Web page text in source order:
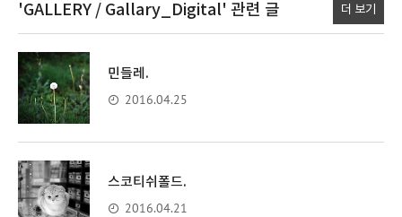
'GALLERY / Gallary_Digital' 관련 글 더 보기
민들레.
2016.04.25
스코티쉬폴드.
2016.04.21